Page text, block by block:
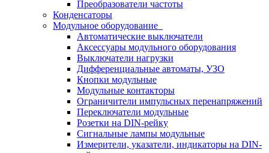
Преобразователи частоты
Конденсаторы
Модульное оборудование
Автоматические выключатели
Аксессуары модульного оборудования
Выключатели нагрузки
Дифференциальные автоматы, УЗО
Кнопки модульные
Модульные контакторы
Ограничители импульсных перенапряжений
Переключатели модульные
Розетки на DIN-рейку
Сигнальные лампы модульные
Измерители, указатели, индикаторы на DIN-